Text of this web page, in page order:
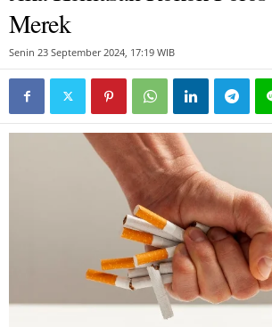
Merek
Senin 23 September 2024, 17:19 WIB